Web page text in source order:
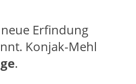
Erfindung
Konjak-Mehl
.